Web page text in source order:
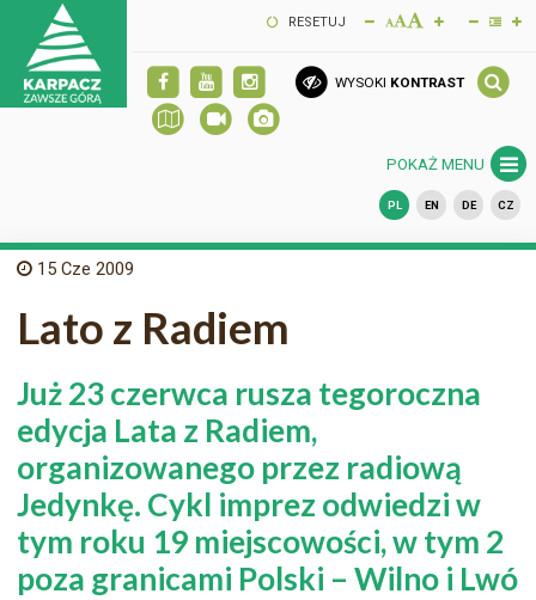
RESETUJ
WYSOKI KONTRAST
POKAŻ MENU
PL EN DE CZ
15 Cze 2009
Lato z Radiem
Już 23 czerwca rusza tegoroczna
edycja Lata z Radiem,
organizowanego przez radiową
Jedynkę. Cykl imprez odwiedzi w
tym roku 19 miejscowości, w tym 2
poza granicami Polski – Wilno i Lwó